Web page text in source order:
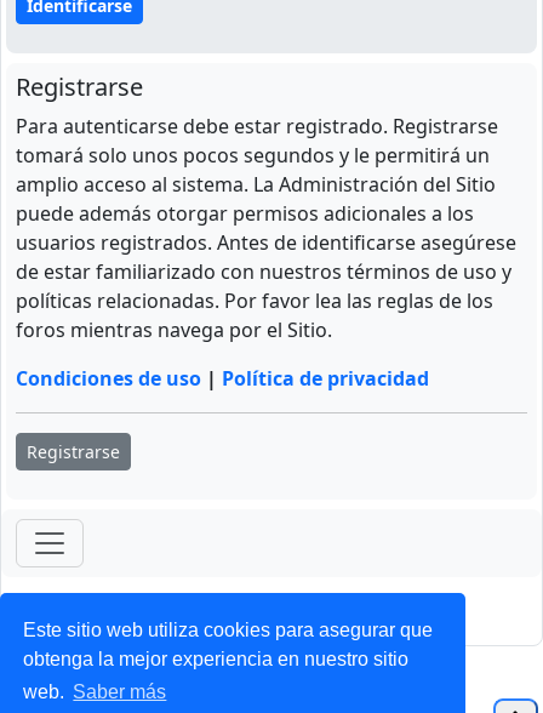
Este sitio web utiliza cookies para asegurar que
obtenga la mejor experiencia en nuestro sitio
web. Saber más
Registrarse
Para autenticarse debe estar registrado. Registrarse
tomará solo unos pocos segundos y le permitirá un
amplio acceso al sistema. La Administración del Sitio
puede además otorgar permisos adicionales a los
usuarios registrados. Antes de identificarse asegúrese
de estar familiarizado con nuestros términos de uso y
políticas relacionadas. Por favor lea las reglas de los
foros mientras navega por el Sitio.
Condiciones de uso | Política de privacidad
Registrarse
ForoClub 2025
Privacidad| Condiciones